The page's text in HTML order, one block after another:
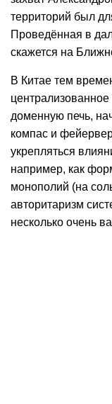
территорий был
Проведённая в
скажется на
В Китае тем
доменную печь,
компас и
укрепляться
например, как
монополий (на
авторитаризм
несколько очень